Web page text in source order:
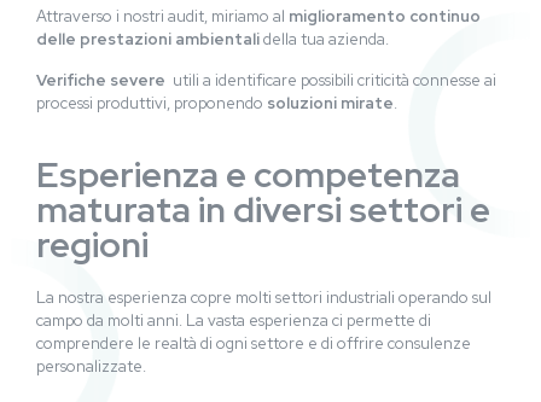
Attraverso i nostri audit, miriamo al miglioramento continuo
delle prestazioni ambientalidella tua azienda.
Verifiche severe utili a identificare possibili criticità connesse ai
processi produttivi, proponendo soluzioni mirate.
Esperienza e competenza
maturata in diversi settori e
regioni
La nostra esperienza copre molti settori industriali operando sul
campo da molti anni. La vasta esperienza ci permette di
comprendere le realtà di ogni settore e di offrire consulenze
personalizzate.